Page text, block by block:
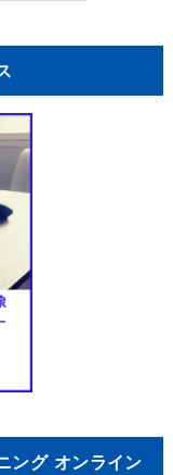
ング オンライン